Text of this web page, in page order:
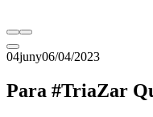
04juny06/04/2023
Para #TriaZar